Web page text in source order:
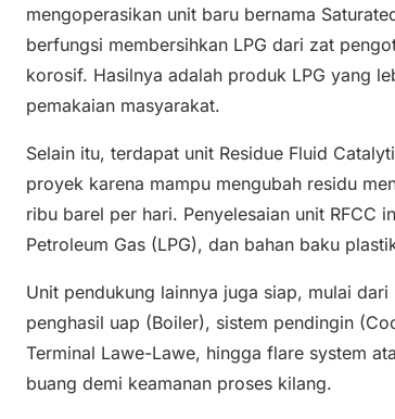
mengoperasikan unit baru bernama
berfungsi membersihkan LPG dari zat
korosif. Hasilnya adalah produk LPG yang
pemakaian masyarakat.
Selain itu, terdapat unit Residue Fluid
proyek karena mampu mengubah residu
ribu barel per hari. Penyelesaian unit RFCC
Petroleum Gas (LPG), dan bahan baku
Unit pendukung lainnya juga siap, mulai
penghasil uap (Boiler), sistem pendingin
Terminal Lawe-Lawe, hingga flare system
buang demi keamanan proses kilang.